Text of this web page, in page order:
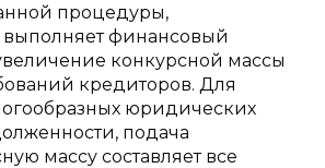
процедуры,
финансовый
конкурсной массы
кредиторов. Для
юридических
подача
массу составляет все